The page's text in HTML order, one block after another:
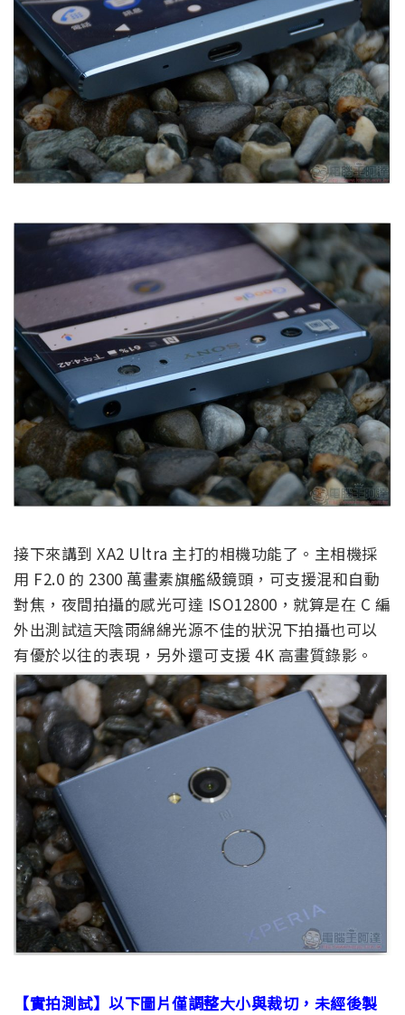
接下來講到 XA2 Ultra 主打的相機功能了。主相機採
用 F2.0 的 2300 萬畫素旗艦級鏡頭，可支援混和自動
對焦，夜間拍攝的感光可達 ISO12800，就算是在 C 編
外出測試這天陰雨綿綿光源不佳的狀況下拍攝也可以
有優於以往的表現，另外還可支援 4K 高畫質錄影。
【實拍測試】以下圖片僅調整大小與裁切，未經後製